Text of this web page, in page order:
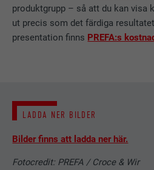
produktgrupp – så att du kan visa
ut precis som det färdiga
presentation finns PREFA:s
LADDA NER BILDER
Bilder finns att ladda ner här.
Fotocredit: PREFA / Croce & Wir
ÄNDAMÅL
Registrerar
för att
LEVERANTÖRER
PROCEDUR 90 dagar
EFTERNAMN lang
ÄNDAMÅL
EFTERNAMN lang